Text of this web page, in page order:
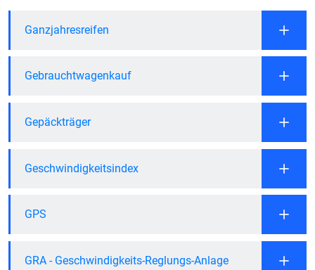
Ganzjahresreifen
Gebrauchtwagenkauf
Gepäckträger
Geschwindigkeitsindex
GPS
GRA - Geschwindigkeits-Reglungs-Anlage